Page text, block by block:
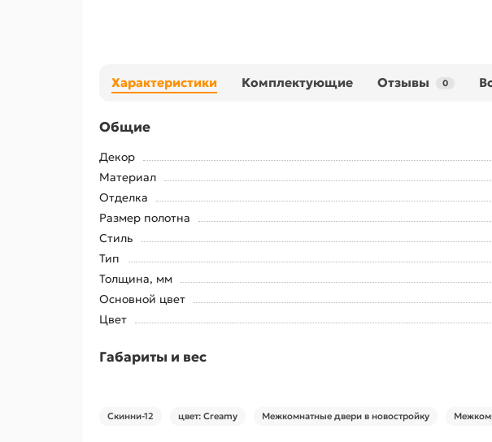
Характеристики Комплектующие Отзывы 0
Общие
Декор
Материал
Отделка
Размер полотна
Стиль
Тип
Толщина, мм
Основной цвет
Цвет
Габариты и вес
Скинни-12 цвет: Creamy Межкомнатные двери в новостройку